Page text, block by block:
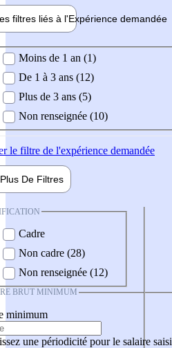
filtres liés à l'Expérience demandée
demandée
Moins de 1 an (1)
De 1 à 3 ans (12)
Plus de 3 ans (5)
Non renseignée (10)
le filtre de l'expérience demandée
Plus De Filtres
Cadre
Non cadre (28)
Non renseignée (12)
BRUT MINIMUM
minimum
une périodicité pour le salaire saisi